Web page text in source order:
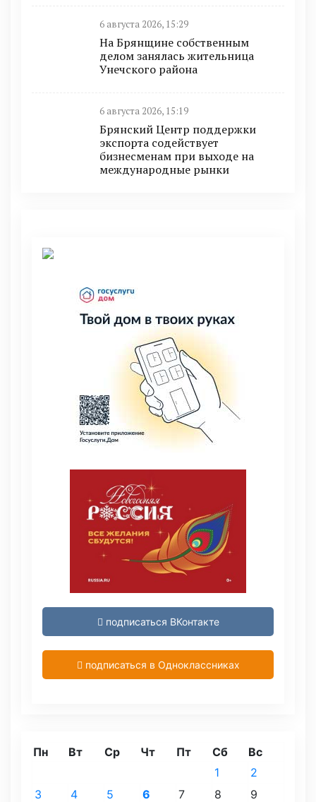
6 августа 2026, 15:29
На Брянщине собственным
делом занялась жительница
Унечского района
6 августа 2026, 15:19
Брянский Центр поддержки
экспорта содействует
бизнесменам при выходе на
международные рынки
подписаться ВКонтакте
подписаться в Одноклассниках
Пн Вт Ср Чт Пт Сб Вс
1
2
3
4 5 6 7 8
9